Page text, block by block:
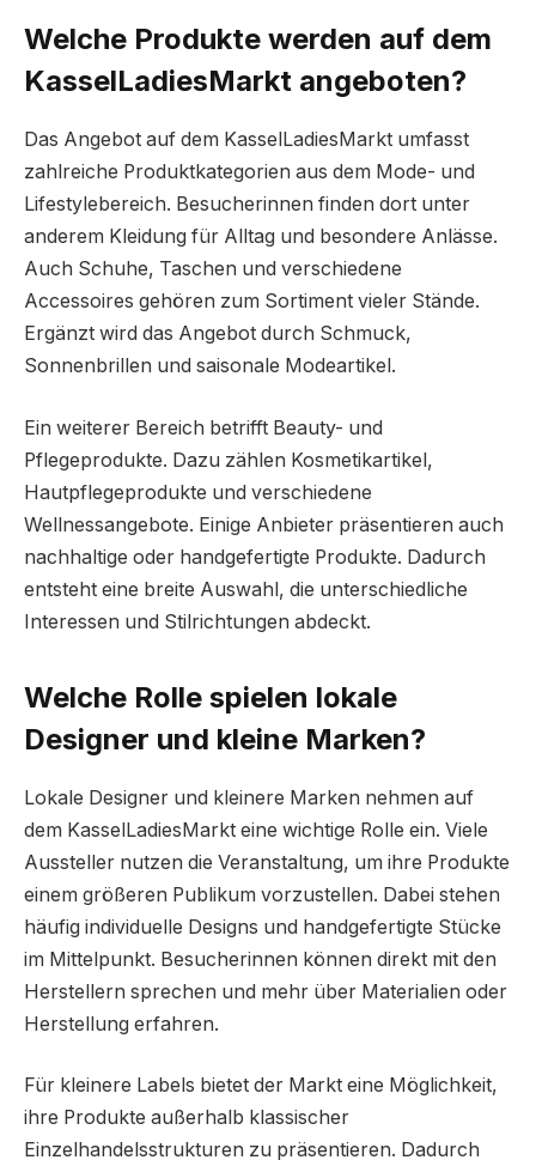
Welche Produkte werden auf dem
KasselLadiesMarkt angeboten?
Das Angebot auf dem KasselLadiesMarkt umfasst
zahlreiche Produktkategorien aus dem Mode- und
Lifestylebereich. Besucherinnen finden dort unter
anderem Kleidung für Alltag und besondere Anlässe.
Auch Schuhe, Taschen und verschiedene
Accessoires gehören zum Sortiment vieler Stände.
Ergänzt wird das Angebot durch Schmuck,
Sonnenbrillen und saisonale Modeartikel.
Ein weiterer Bereich betrifft Beauty- und
Pflegeprodukte. Dazu zählen Kosmetikartikel,
Hautpflegeprodukte und verschiedene
Wellnessangebote. Einige Anbieter präsentieren auch
nachhaltige oder handgefertigte Produkte. Dadurch
entsteht eine breite Auswahl, die unterschiedliche
Interessen und Stilrichtungen abdeckt.
Welche Rolle spielen lokale
Designer und kleine Marken?
Lokale Designer und kleinere Marken nehmen auf
dem KasselLadiesMarkt eine wichtige Rolle ein. Viele
Aussteller nutzen die Veranstaltung, um ihre Produkte
einem größeren Publikum vorzustellen. Dabei stehen
häufig individuelle Designs und handgefertigte Stücke
im Mittelpunkt. Besucherinnen können direkt mit den
Herstellern sprechen und mehr über Materialien oder
Herstellung erfahren.
Für kleinere Labels bietet der Markt eine Möglichkeit,
ihre Produkte außerhalb klassischer
Einzelhandelsstrukturen zu präsentieren. Dadurch